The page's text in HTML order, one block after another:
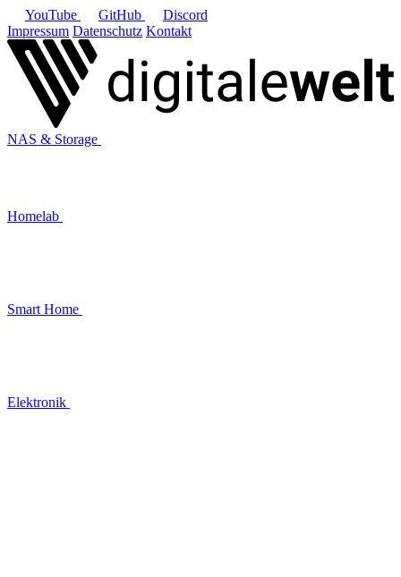
YouTube GitHub
Discord
Impressum Datenschutz Kontakt
NAS & Storage
Homelab
Smart Home
Elektronik